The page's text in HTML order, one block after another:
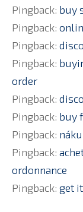
Pingback: buy
Pingback:
Pingback:
Pingback:
order
Pingback:
Pingback: buy
Pingback:
Pingback:
ordonnance
Pingback: get